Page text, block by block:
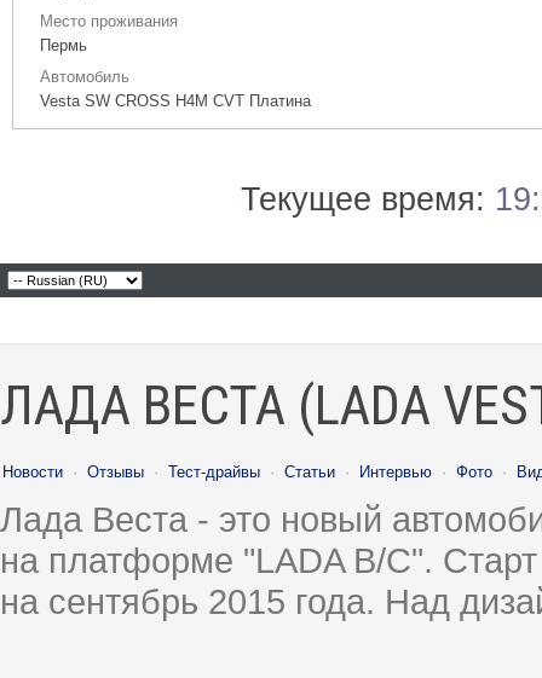
Место проживания
Пермь
Автомобиль
Vesta SW CROSS H4M CVT Платина
Текущее время:
ЛАДА ВЕСТА (LADA
Новости · Отзывы · Тест-драйвы · Статьи · Интервью · Фото ·
Лада Веста - это новый
на платформе "LADA B/C".
на сентябрь 2015 года. Над